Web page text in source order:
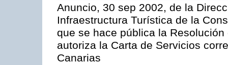
Anuncio, 30 sep 2002, de la
Infraestructura Turística de la
que se hace pública la
autoriza la Carta de Servicios
Canarias